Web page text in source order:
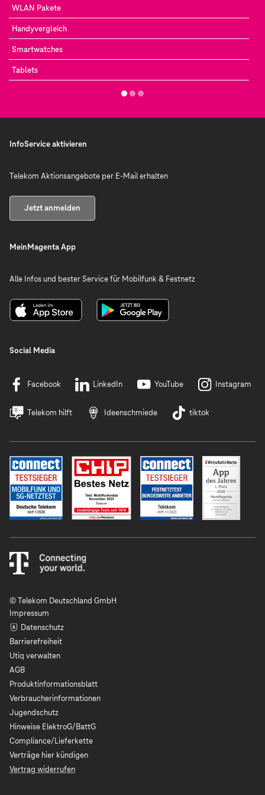
WLAN Pakete
Handyvergleich
Smartwatches
Tablets
InfoService aktivieren
Telekom Aktionsangebote per E-Mail erhalten
Jetzt anmelden
MeinMagenta App
Alle Infos und bester Service für Mobilfunk & Festnetz
Social Media
Facebook LinkedIn YouTube Instagram
Telekom hilft Ideenschmiede tiktok
© Telekom Deutschland GmbH
Impressum
Datenschutz
Barrierefreiheit
Utiq verwalten
AGB
Produktinformationsblatt
Verbraucherinformationen
Jugendschutz
Hinweise ElektroG/BattG
Compliance/Lieferkette
Verträge hier kündigen
Vertrag widerrufen